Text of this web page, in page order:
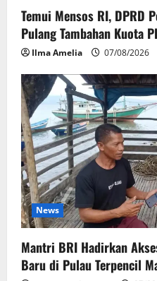
Temui Mensos RI, DPRD
Pulang Tambahan Kuota
Ilma Amelia 07/08/2026
News
Mantri BRI Hadirkan
Baru di Pulau Terpencil